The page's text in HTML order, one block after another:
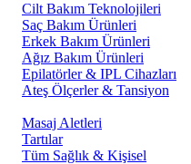
Cilt Bakım Teknolojileri
Saç Bakım Ürünleri
Erkek Bakım Ürünleri
Ağız Bakım Ürünleri
Epilatörler & IPL Cihazları
Ateş Ölçerler & Tansiyon
Masaj Aletleri
Tartılar
Tüm Sağlık & Kişisel